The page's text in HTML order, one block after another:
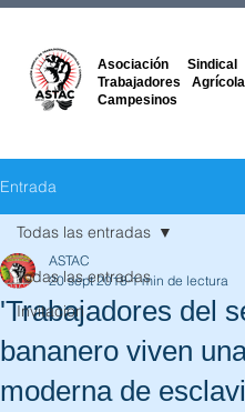
Asociación
Trabajadores
Campesinos
Entrada
Todas las entradas
Invitacion
Todas las entradas
'Trabajadores del
bananero viven
moderna de
ASTAC
20 sept 2018 1 min de lectura